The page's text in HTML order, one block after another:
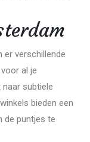
er verschillende
al je
subtiele
bieden een
de puntjes te